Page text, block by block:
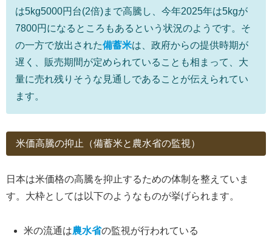
は5kg5000円台(2倍)まで高騰し、今年2025年は5kgが
7800円になるところもあるという状況のようです。そ
の一方で放出された備蓄米は、政府からの提供時期が
遅く、販売期間が定められていることも相まって、大
量に売れ残りそうな見通しであることが伝えられてい
ます。
米価高騰の抑止（備蓄米と農水省の監視）
日本は米価格の高騰を抑止するための体制を整えていま
す。大枠としては以下のようなものが挙げられます。
米の流通は農水省の監視が行われている